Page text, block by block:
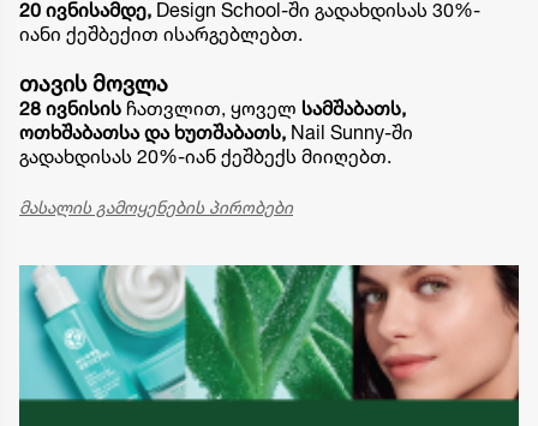
20 ივნისამდე, Design School-ში გადახდისას 30%-
იანი ქეშბექით ისარგებლებთ.
თავის მოვლა
28 ივნისის ჩათვლით, ყოველ სამშაბათს,
ოთხშაბათსა და ხუთშაბათს, Nail Sunny-ში
გადახდისას 20%-იან ქეშბექს მიიღებთ.
მასალის გამოყენების პირობები